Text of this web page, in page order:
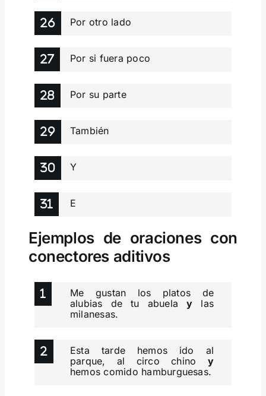
Por otro lado
Por si fuera poco
Por su parte
También
Y
E
Ejemplos de oraciones con
conectores aditivos
Me gustan los platos de
alubias de tu abuelay las
milanesas.
Esta tarde hemos ido al
parque, al circo chino y
hemos comido hamburguesas.